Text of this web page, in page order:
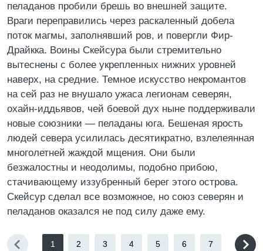
пеладанов пробили брешь во внешней защите.
Враги переправились через раскаленный добела
поток магмы, заполнявший ров, и повергли Фир-
Драйкка. Воины Скейсура были стремительно
вытеснены с более укрепленных нижних уровней
наверх, на средние. Темное искусство некромантов
на сей раз не внушало ужаса легионам северян,
охайн-иддьявов, чей боевой дух ныне поддерживали
новые союзники — пеладаны юга. Бешеная ярость
людей севера усилилась десятикратно, взлелеянная
многолетней жаждой мщения. Они были
безжалостны и неодолимы, подобно прибою,
стачивающему иззубренный берег этого острова.
Скейсур сделал все возможное, но союз северян и
пеладанов оказался не под силу даже ему.
1 2 3 4 5 6 7